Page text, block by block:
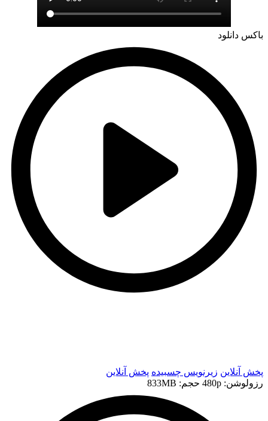
باکس دانلود
پخش آنلاین زیرنویس چسبیده پخش آنلاین
رزولوشن: 480p
حجم: 833MB